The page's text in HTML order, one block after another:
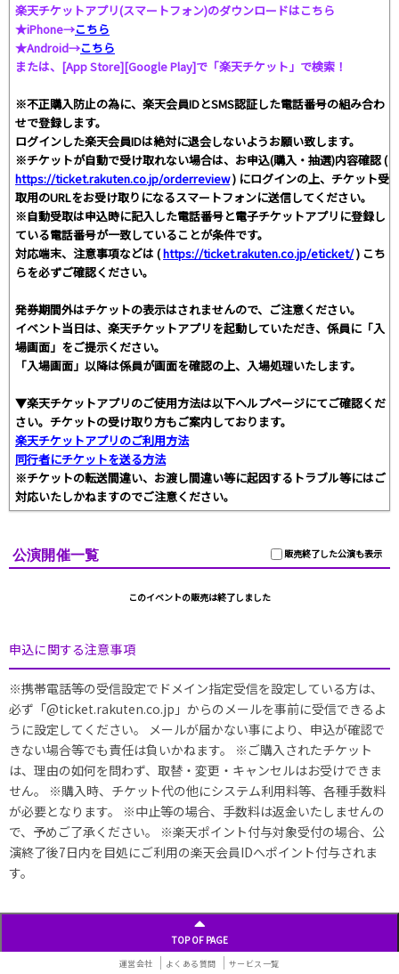
楽天チケットアプリ(スマートフォン)のダウンロードはこちら
★iPhone→こちら
★Android→こちら
または、[App Store][Google Play]で「楽天チケット」で検索！
※不正購入防止の為に、楽天会員IDとSMS認証した電話番号の組み合わ
せで登録します。
ログインした楽天会員IDは絶対に退会しないようお願い致します。
※チケットが自動で受け取れない場合は、お申込(購入・抽選)内容確認 (
https://ticket.rakuten.co.jp/orderreview) にログインの上、チケット受
取用のURLをお受け取りになるスマートフォンに送信してください。
※自動受取は申込時に記入した電話番号と電子チケットアプリに登録し
ている電話番号が一致していることが条件です。
対応端末、注意事項などは (https://ticket.rakuten.co.jp/eticket/) こち
らを必ずご確認ください。
発券期間外はチケットの表示はされませんので、ご注意ください。
イベント当日は、楽天チケットアプリを起動していただき、係員に「入
場画面」をご提示ください。
「入場画面」以降は係員が画面を確認の上、入場処理いたします。
▼楽天チケットアプリのご使用方法は以下ヘルプページにてご確認くだ
さい。チケットの受け取り方もご案内しております。
楽天チケットアプリのご利用方法
同行者にチケットを送る方法
※チケットの転送間違い、お渡し間違い等に起因するトラブル等にはご
対応いたしかねますのでご注意ください。
販売終了した公演も表示
公演開催一覧
このイベントの販売は終了しました
申込に関する注意事項
※携帯電話等の受信設定でドメイン指定受信を設定している方は、
必ず「@ticket.rakuten.co.jp」からのメールを事前に受信できるよ
うに設定してください。 メールが届かない事により、申込が確認で
きない場合等でも責任は負いかねます。 ※ご購入されたチケット
は、理由の如何を問わず、取替・変更・キャンセルはお受けできま
せん。 ※購入時、チケット代の他にシステム利用料等、各種手数料
が必要となります。 ※中止等の場合、手数料は返金いたしませんの
で、予めご了承ください。 ※楽天ポイント付与対象受付の場合、公
演終了後7日内を目処にご利用の楽天会員IDへポイント付与されま
す。
TOP OF PAGE
運営会社 よくある質問 サービス一覧